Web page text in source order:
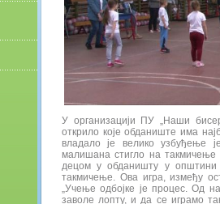
У организацији ПУ „Наши
открило које обданиште има
владало је велико узбуђење
малишана стигло на такмичење
децом у обданишту у
такмичење. Ова игра, између
„Учење одбојке је процес. Од
заволе лопту, и да се играмо